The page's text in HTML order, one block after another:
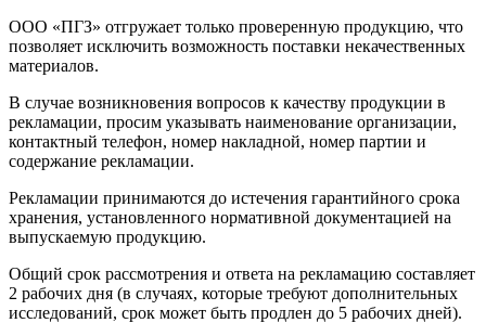
ООО «ПГЗ» отгружает только проверенную продукцию, что
позволяет исключить возможность поставки некачественных
материалов.
В случае возникновения вопросов к качеству продукции в
рекламации, просим указывать наименование организации,
контактный телефон, номер накладной, номер партии и
содержание рекламации.
Рекламации принимаются до истечения гарантийного срока
хранения, установленного нормативной документацией на
выпускаемую продукцию.
Общий срок рассмотрения и ответа на рекламацию составляет
2 рабочих дня (в случаях, которые требуют дополнительных
исследований, срок может быть продлен до 5 рабочих дней).